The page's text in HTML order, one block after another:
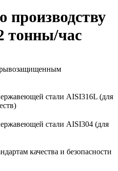
производству
тонны/час
стали AISI316L (для
стали AISI304 (для
качества и безопасности